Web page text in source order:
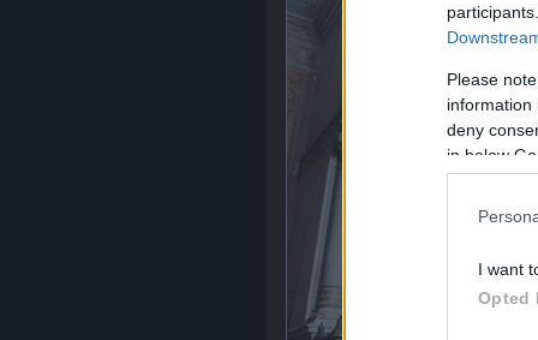
Please
information
deny
in below
I want
Opted